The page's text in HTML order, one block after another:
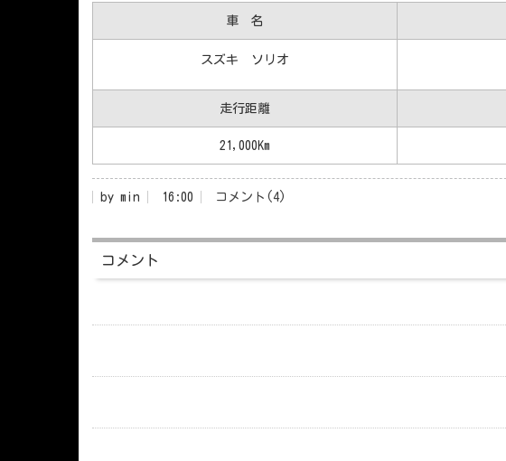
車 名
スズキ ソリオ
走行距離
21,000Km
by min 16:00 コメント(4)
コメント